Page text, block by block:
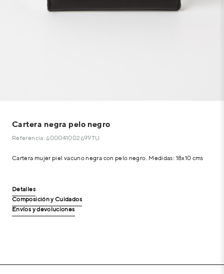
Cartera negra pelo negro
Referencia: 600041002699TU
Cartera mujer piel vacuno negra con pelo negro. Medidas: 18x10 cms
Detalles
Composición y Cuidados
Envíos y devoluciones